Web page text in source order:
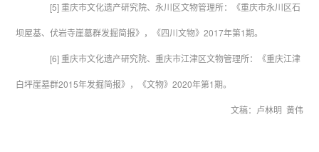
[5] 重庆市文化遗产研究院、永川区文物管理所：《重庆市永川区石
坝屋基、伏岩寺崖墓群发掘简报》，《四川文物》2017年第1期。
[6] 重庆市文化遗产研究院、重庆市江津区文物管理所：《重庆江津
白坪崖墓群2015年发掘简报》，《文物》2020年第1期。
文稿：卢林明 黄伟